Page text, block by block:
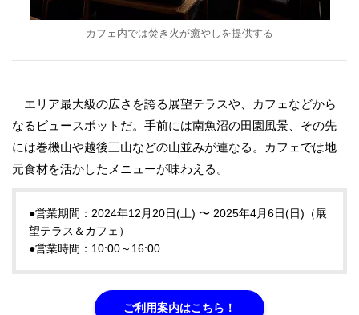
カフェ内では焚き火が癒やしを提供する
エリア最大級の広さを誇る展望テラスや、カフェなどから
なるビュースポットだ。手前には南魚沼の田園風景、その先
には巻機山や越後三山などの山並みが連なる。カフェでは地
元食材を活かしたメニューが味わえる。
●営業期間：2024年12月20日(土) 〜 2025年4月6日(日)（展
望テラス＆カフェ）
●営業時間：10:00～16:00
ご利用案内はこちら！